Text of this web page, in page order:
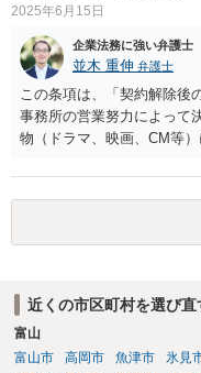
2025年6月15日
企業法務に強い弁護士
並木 重伸 弁護士
この条項は、「契約解除後
事務所の営業努力によって
物（ドラマ、映画、CM等
う意味と思われます。 事
後も事務所が管理すること
かし「事務所に帰属する」
ではない肖像権等が事務所
所と協議することをお勧め
近くの市区町村を選び直
富山
富山市
高岡市 魚津市 氷見